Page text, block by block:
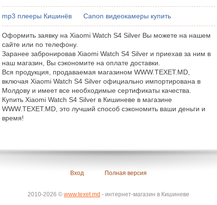
mp3 плееры Кишинёв Canon видеокамеры купить
Оформить заявку на Xiaomi Watch S4 Silver Вы можете на нашем
сайте или по телефону.
Заранее забронировав Xiaomi Watch S4 Silver и приехав за ним в
наш магазин, Вы сэкономите на оплате доставки.
Вся продукция, продаваемая магазином WWW.TEXET.MD,
включая Xiaomi Watch S4 Silver официально импортирована в
Молдову и имеет все необходимые сертификаты качества.
Купить Xiaomi Watch S4 Silver в Кишиневе в магазине
WWW.TEXET.MD, это лучший способ сэкономить ваши деньги и
время!
Вход Полная версия
2010-2026 © www.texet.md - интернет-магазин в Кишиневе